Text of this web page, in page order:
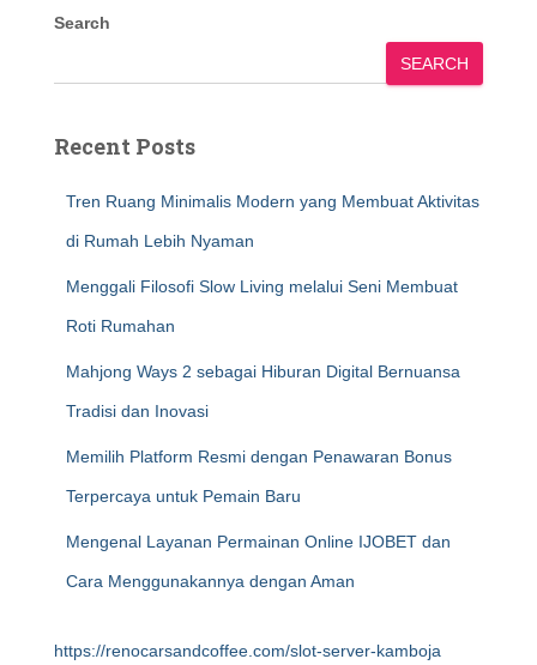
Search
SEARCH
Recent Posts
Tren Ruang Minimalis Modern yang Membuat Aktivitas
di Rumah Lebih Nyaman
Menggali Filosofi Slow Living melalui Seni Membuat
Roti Rumahan
Mahjong Ways 2 sebagai Hiburan Digital Bernuansa
Tradisi dan Inovasi
Memilih Platform Resmi dengan Penawaran Bonus
Terpercaya untuk Pemain Baru
Mengenal Layanan Permainan Online IJOBET dan
Cara Menggunakannya dengan Aman
https://renocarsandcoffee.com/slot-server-kamboja